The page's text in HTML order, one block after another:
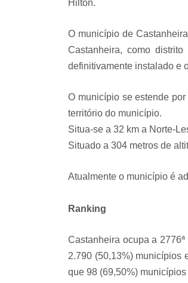
Hilton.
O município de
Castanheira, como
definitivamente instalado e
O município se estende
território do município.
Situa-se a 32 km a Norte-
Situado a 304 metros de
Atualmente o município é
Ranking
Castanheira ocupa a
2.790 (50,13%) municípios
que 98 (69,50%)